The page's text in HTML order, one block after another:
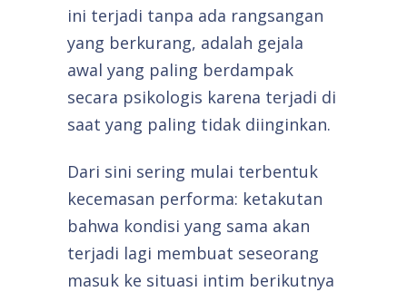
ini terjadi tanpa ada rangsangan
yang berkurang, adalah gejala
awal yang paling berdampak
secara psikologis karena terjadi di
saat yang paling tidak diinginkan.
Dari sini sering mulai terbentuk
kecemasan performa: ketakutan
bahwa kondisi yang sama akan
terjadi lagi membuat seseorang
masuk ke situasi intim berikutnya